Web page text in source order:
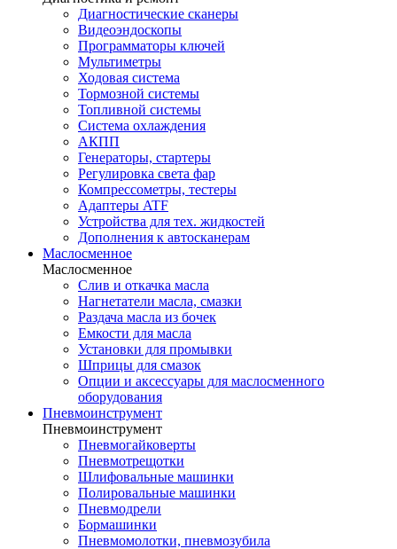
Диагностические сканеры
Видеоэндоскопы
Программаторы ключей
Мультиметры
Ходовая система
Тормозной системы
Топливной системы
Система охлаждения
АКПП
Генераторы, стартеры
Регулировка света фар
Компрессометры, тестеры
Адаптеры ATF
Устройства для тех. жидкостей
Дополнения к автосканерам
Маслосменное
Маслосменное
Слив и откачка масла
Нагнетатели масла, смазки
Раздача масла из бочек
Емкости для масла
Установки для промывки
Шприцы для смазок
Опции и аксессуары для маслосменного
оборудования
Пневмоинструмент
Пневмоинструмент
Пневмогайковерты
Пневмотрещотки
Шлифовальные машинки
Полировальные машинки
Пневмодрели
Бормашинки
Пневмомолотки, пневмозубила